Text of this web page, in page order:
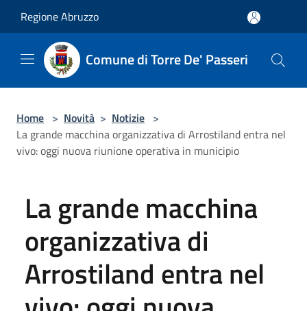
Regione Abruzzo
Comune di Torre De' Passeri
Home > Novità > Notizie >
La grande macchina organizzativa di Arrostiland entra nel
vivo: oggi nuova riunione operativa in municipio
La grande macchina
organizzativa di
Arrostiland entra nel